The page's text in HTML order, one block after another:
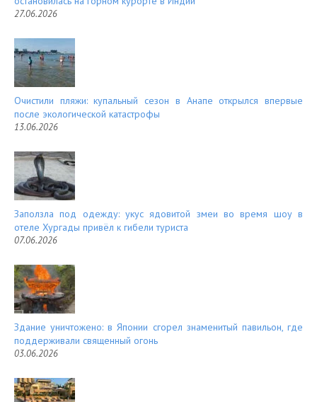
27.06.2026
Очистили пляжи: купальный сезон в Анапе открылся впервые
после экологической катастрофы
13.06.2026
Заползла под одежду: укус ядовитой змеи во время шоу в
отеле Хургады привёл к гибели туриста
07.06.2026
Здание уничтожено: в Японии сгорел знаменитый павильон, где
поддерживали священный огонь
03.06.2026